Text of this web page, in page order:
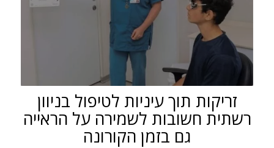
זריקות תוך עיניות לטיפול בניוון
רשתית חשובות לשמירה על הראייה
גם בזמן הקורונה